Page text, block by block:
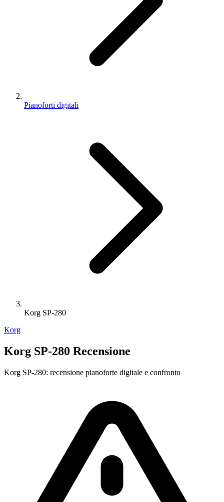
Pianoforti digitali
Korg SP-280
Korg
Korg SP-280 Recensione
Korg SP-280: recensione pianoforte digitale e confronto